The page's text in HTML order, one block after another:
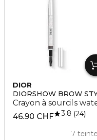
DIOR
DIORSHOW BROW
Crayon à sourcils
46.90 CHF
7
3.8 24